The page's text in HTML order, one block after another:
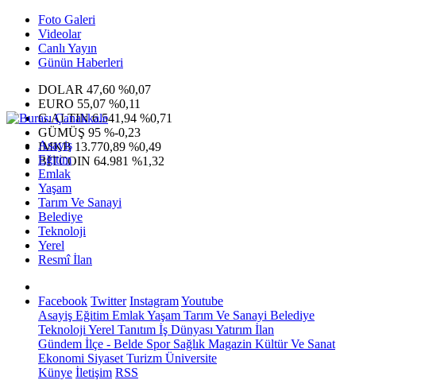
Foto Galeri
Videolar
Canlı Yayın
Günün Haberleri
DOLAR 47,60 %0,07
EURO 55,07 %0,11
G.ALTIN6.541,94 %0,71
GÜMÜŞ 95 %-0,23
IMKB 13.770,89 %0,49
BITCOIN 64.981 %1,32
Asayiş
Eğitim
Emlak
Yaşam
Tarım Ve Sanayi
Belediye
Teknoloji
Yerel
Resmî İlan
Facebook Twitter InstagramYoutube
Asayiş Eğitim EmlakYaşam Tarım Ve Sanayi Belediye
Teknoloji Yerel Tanıtım İş Dünyası Yatırım İlan
Gündem İlçe - Belde SporSağlık Magazin Kültür Ve Sanat
Ekonomi Siyaset Turizm Üniversite
Künye İletişim RSS